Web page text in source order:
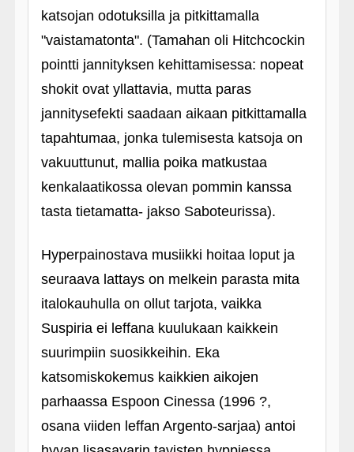
katsojan odotuksilla ja pitkittamalla
"vaistamatonta". (Tamahan oli Hitchcockin
pointti jannityksen kehittamisessa: nopeat
shokit ovat yllattavia, mutta paras
jannitysefekti saadaan aikaan pitkittamalla
tapahtumaa, jonka tulemisesta katsoja on
vakuuttunut, mallia poika matkustaa
kenkalaatikossa olevan pommin kanssa
tasta tietamatta- jakso Saboteurissa).
Hyperpainostava musiikki hoitaa loput ja
seuraava lattays on melkein parasta mita
italokauhulla on ollut tarjota, vaikka
Suspiria ei leffana kuulukaan kaikkein
suurimpiin suosikkeihin. Eka
katsomiskokemus kaikkien aikojen
parhaassa Espoon Cinessa (1996 ?,
osana viiden leffan Argento-sarjaa) antoi